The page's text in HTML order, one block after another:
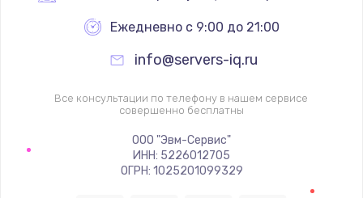
Ежедневно с 9:00 до 21:00
info@servers-iq.ru
Все консультации по телефону в нашем сервисе
совершенно бесплатны
ООО "Эвм-Сервис"
ИНН: 5226012705
ОГРН: 1025201099329